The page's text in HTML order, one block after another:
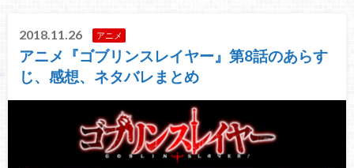
2018.11.26 アニメ
アニメ『ゴブリンスレイヤー』第8話のあらす
じ、感想、ネタバレまとめ